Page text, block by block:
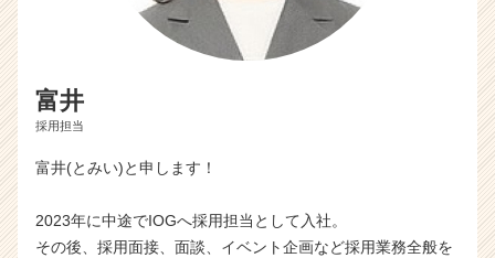
富井
採用担当
富井(とみい)と申します！
2023年に中途でIOGへ採用担当として入社。
その後、採用面接、面談、イベント企画など採用業務全般を